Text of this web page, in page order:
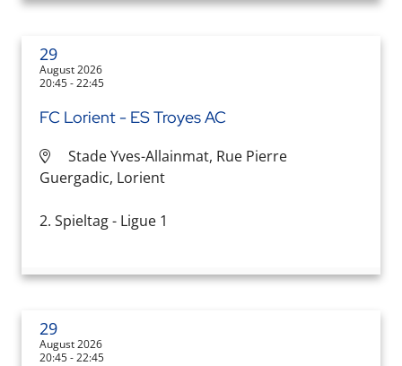
29
August 2026
20:45 - 22:45
FC Lorient - ES Troyes AC
Stade Yves-Allainmat, Rue Pierre
Guergadic, Lorient
2. Spieltag - Ligue 1
29
August 2026
20:45 - 22:45